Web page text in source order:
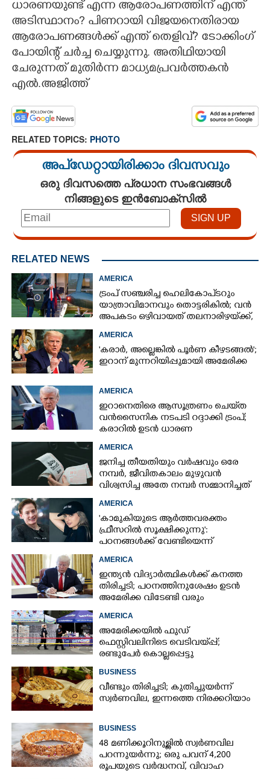
CONTACT US
ധാരണയുണ്ട് എന്ന ആരോപണത്തിന് എന്ത്
അടിസ്ഥാനം? പിണറായി വിജയനെതിരായ
ആരോപണങ്ങൾക്ക് എന്ത് തെളിവ്? ടോക്കിംഗ്
പോയിന്റ് ചർച്ച ചെയ്യുന്നു. അതിഥിയായി
ചേരുന്നത് മുതിർന്ന മാധ്യമപ്രവർത്തകൻ
എൽ.അജിത്ത്
RELATED TOPICS: PHOTO
അപ്ഡേറ്റായിരിക്കാം ദിവസവും
ഒരു ദിവസത്തെ പ്രധാന സംഭവങ്ങൾ
നിങ്ങളുടെ ഇൻബോക്സിൽ
RELATED NEWS
AMERICA
ട്രംപ് സഞ്ചരിച്ച ഹെലികോപ്‌ടറും
യാത്രാവിമാനവും തൊട്ടരികിൽ; വൻ
അപകടം ഒഴിവായത് തലനാരിഴയ്‌ക്ക്,
AMERICA
'കരാർ, അല്ലെങ്കിൽ പൂർണ കീഴടങ്ങൽ';
ഇറാന് മുന്നറിയിപ്പുമായി അമേരിക്ക
AMERICA
ഇറാനെതിരെ ആസൂത്രണം ചെയ്‌ത
വൻസൈനിക നടപടി റദ്ദാക്കി ട്രംപ്;
കരാറിൽ ഉടൻ ധാരണ
AMERICA
ജനിച്ച തീയതിയും വർഷവും ഒരേ
നമ്പർ, ജീവിതകാലം മുഴുവൻ
വിശ്വസിച്ച അതേ നമ്പർ സമ്മാനിച്ചത്
AMERICA
'കാമുകിയുടെ ആർത്തവരക്തം
ഫ്രീസറിൽ സൂക്ഷിക്കുന്നു':
പഠനങ്ങൾക്ക് വേണ്ടിയെന്ന്
ജോൺസന്റെ പോസ്റ്റ്
AMERICA
ഇന്ത്യൻ വിദ്യാർത്ഥികൾക്ക് കനത്ത
തിരിച്ചടി; പഠനത്തിനുശേഷം ഉടൻ
അമേരിക്ക വിടേണ്ടി വരും
AMERICA
അമേരിക്കയിൽ ഫുഡ്
ഫെസ്റ്റിവലിനിടെ വെടിവയ്‌പ്പ്;
രണ്ടുപേർ കൊല്ലപ്പെട്ടു
BUSINESS
വീണ്ടും തിരിച്ചടി; കുതിച്ചുയർന്ന്
സ്വർണവില, ഇന്നത്തെ നിരക്കറിയാം
BUSINESS
48 മണിക്കൂറിനുള്ളിൽ സ്വർണവില
പറന്നുയർന്നു; ഒരു പവന് 4,200
രൂപയുടെ വർദ്ധനവ്, വിവാഹ